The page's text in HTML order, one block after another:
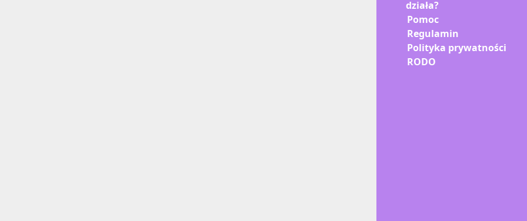
działa?
Pomoc
Regulamin
Polityka prywatności
RODO